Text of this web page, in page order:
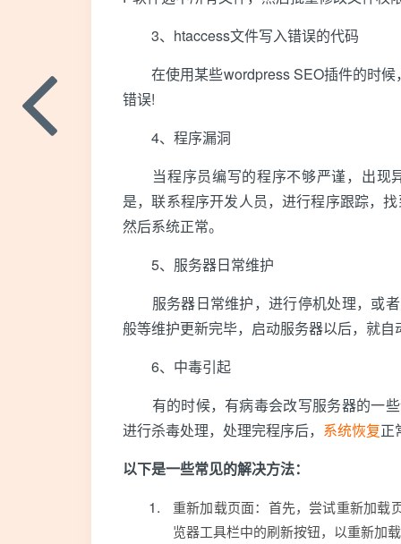
3、htaccess文件写入错误的代码
在使用某些wordpress SEO插件的时候
错误!
4、程序漏洞
当程序员编写的程序不够严谨，出现
是，联系程序开发人员，进行程序跟踪，
然后系统正常。
5、服务器日常维护
服务器日常维护，进行停机处理，或者
般等维护更新完毕，启动服务器以后，就
6、中毒引起
有的时候，有病毒会改写服务器的一些
进行杀毒处理，处理完程序后， 系统恢复正
以下是一些常见的解决方法：
重新加载页面：首先，尝试重新加载
览器工具栏中的刷新按钮，以重新加